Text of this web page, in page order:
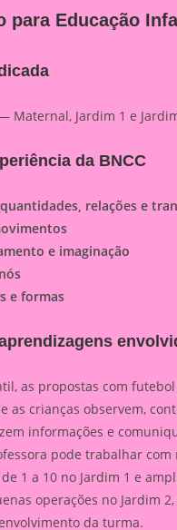
para Educação
Maternal, Jardim 1 e
da BNCC
relações e
e imaginação
e formas
as propostas com
as crianças observem,
informações e
pode trabalhar com
1 a 10 no Jardim 1 e
operações no Jardim
da turma.